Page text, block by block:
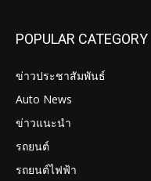
POPULAR CATEGORY
ข่าวประชาสัมพันธ์
Auto News
ข่าวแนะนำ
รถยนต์
รถยนต์ไฟฟ้า